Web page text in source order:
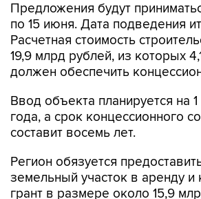
Предложения будут
по 15 июня. Дата подведения
Расчетная стоимость
19,9 млрд рублей, из которых
должен обеспечить
Ввод объекта планируется на
года, а срок концессионного
составит восемь лет.
Регион обязуется
земельный участок в аренду и
грант в размере около 15,9